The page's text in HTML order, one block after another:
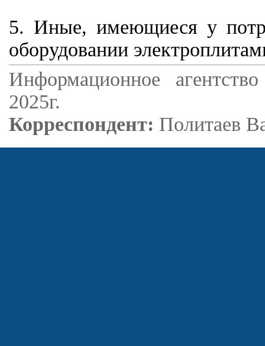
5. Иные, имеющиеся у
оборудовании
Информационное
2025г.
Корреспондент: Политаев